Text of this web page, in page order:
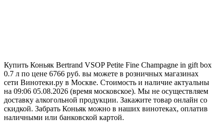
Купить Коньяк Bertrand VSOP Petite Fine Champagne in gift box
0.7 л по цене 6766 руб. вы можете в розничных магазинах
сети Винотеки.ру в Москве. Стоимость и наличие актуальны
на 09:06 05.08.2026 (время московское). Мы не осуществляем
доставку алкогольной продукции. Закажите товар онлайн со
скидкой. Забрать Коньяк можно в наших винотеках, оплатив
наличными или банковской картой.